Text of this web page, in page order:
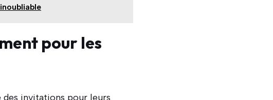
pour les
invitations pour leurs